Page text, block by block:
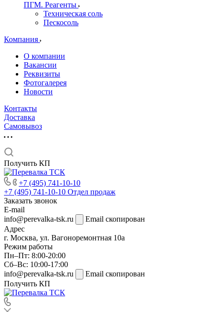
ПГМ. Реагенты
Техническая соль
Пескосоль
Компания
О компании
Вакансии
Реквизиты
Фотогалерея
Новости
Контакты
Доставка
Самовывоз
Получить КП
+7 (495) 741-10-10
+7 (495) 741-10-10 Отдел продаж
Заказать звонок
E-mail
info@perevalka-tsk.ru
Email скопирован
Адрес
г. Москва, ул. Вагоноремонтная 10а
Режим работы
Пн–Пт: 8:00-20:00
Сб–Вс: 10:00-17:00
info@perevalka-tsk.ru
Email скопирован
Получить КП